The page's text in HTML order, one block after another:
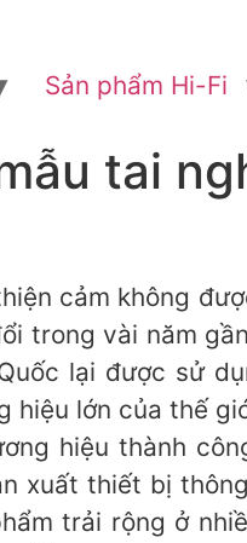
Sản phẩm Hi-Fi
tai
cảm không
trong vài năm
lại được sử
hiệu lớn của thế
hiệu thành
xuất thiết bị
trải rộng ở